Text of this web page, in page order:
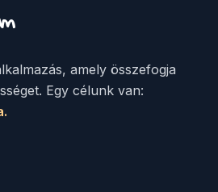
amely összefogja
Egy célunk van: